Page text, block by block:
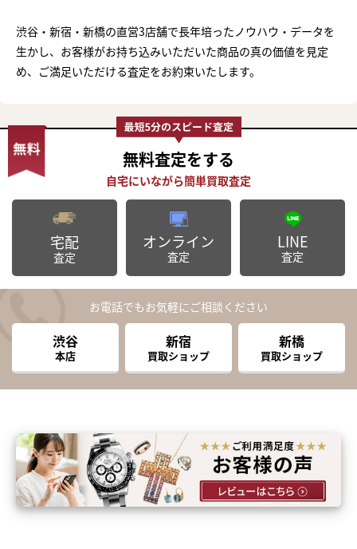
渋谷・新宿・新橋の直営3店舗で長年培ったノウハウ・データを
生かし、お客様がお持ち込みいただいた商品の真の価値を見定
め、ご満足いただける査定をお約束いたします。
無料査定をする
宅配
査定
オンライン
査定
LINE
査定
お電話でもお気軽にご相談ください
渋谷
本店
新宿
買取ショップ
新橋
買取ショップ
まずは